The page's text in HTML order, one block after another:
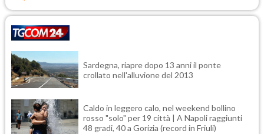
Sardegna, riapre dopo 13 anni il ponte
crollato nell'alluvione del 2013
Caldo in leggero calo, nel weekend bollino
rosso "solo" per 19 città | A Napoli raggiunti
48 gradi, 40 a Gorizia (record in Friuli)